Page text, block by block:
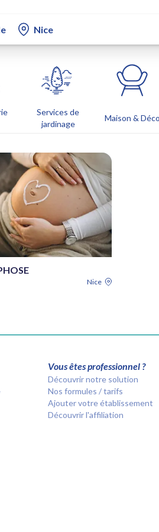
Services de
jardinage
Maison & Déco
Nice
Vous êtes professionnel ?
Découvrir notre solution
Nos formules / tarifs
Ajouter votre établissement
Découvrir l'affiliation